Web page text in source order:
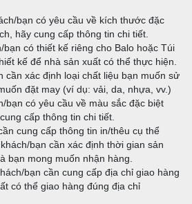
bạn có yêu cầu về kích thước đặc
hãy cung cấp thông tin chi tiết.
có thiết kế riêng cho Balo hoặc Túi
kế để nhà sản xuất có thể thực hiện.
cần xác định loại chất liệu bạn muốn sử
đặt may (ví dụ: vải, da, nhựa, vv.)
bạn có yêu cầu về màu sắc đặc biệt
cấp thông tin chi tiết.
cung cấp thông tin in/thêu cụ thể
bạn cần xác định thời gian sản
bạn mong muốn nhận hàng.
bạn cần cung cấp địa chỉ giao hàng
có thể giao hàng đúng địa chỉ